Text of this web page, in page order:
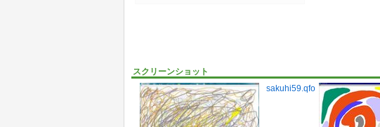
スクリーンショット
sakuhi59.qfo